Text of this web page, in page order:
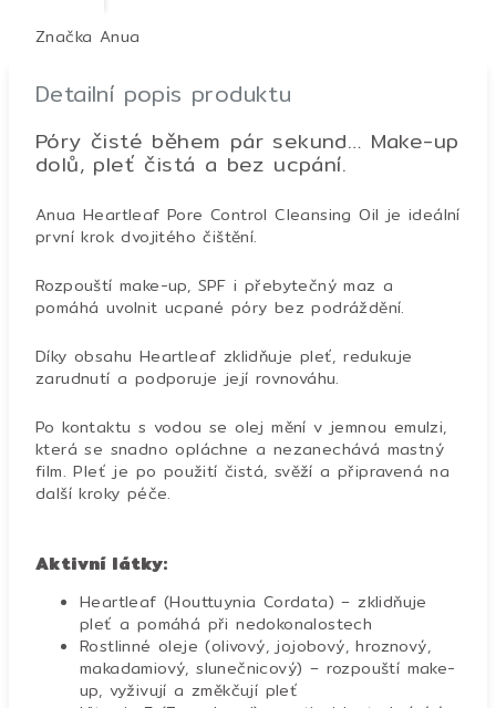
Značka Anua
Detailní popis produktu
Póry čisté během pár sekund… Make-up
dolů, pleť čistá a bez ucpání.
Anua Heartleaf Pore Control Cleansing Oil je ideální
první krok dvojitého čištění.
Rozpouští make-up, SPF i přebytečný maz a
pomáhá uvolnit ucpané póry bez podráždění.
Díky obsahu Heartleaf zklidňuje pleť, redukuje
zarudnutí a podporuje její rovnováhu.
Po kontaktu s vodou se olej mění v jemnou emulzi,
která se snadno opláchne a nezanechává mastný
film. Pleť je po použití čistá, svěží a připravená na
další kroky péče.
Aktivní látky:
Heartleaf (Houttuynia Cordata) – zklidňuje
pleť a pomáhá při nedokonalostech
Rostlinné oleje (olivový, jojobový, hroznový,
makadamiový, slunečnicový) – rozpouští make-
up, vyživují a změkčují pleť